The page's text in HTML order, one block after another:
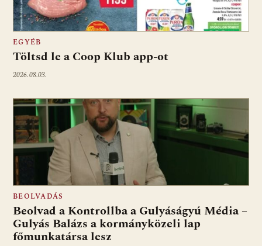
EGYÉB
Töltsd le a Coop Klub app-ot
2026.08.03.
BEOLVADÁS
Beolvad a Kontrollba a Gulyáságyú Média –
Gulyás Balázs a kormányközeli lap
főmunkatársa lesz